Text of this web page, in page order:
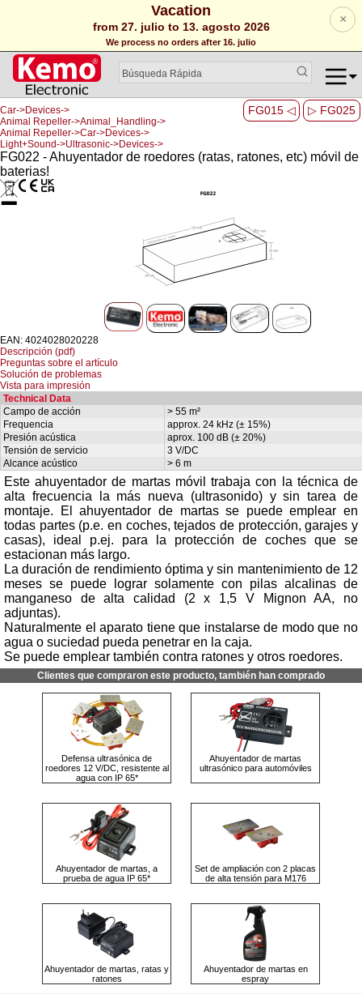
Vacation
from 27. julio to 13. agosto 2026
We process no orders after 16. julio
×
FG015 ◁ ▷ FG025
Car->Devices->
Animal Repeller->Animal_Handling->
Animal Repeller->Car->Devices->
Light+Sound->Ultrasonic->Devices->
FG022 - Ahuyentador de roedores (ratas, ratones, etc) móvil de
baterias!
EAN: 4024028020228
Descripción (pdf)
Preguntas sobre el artículo
Solución de problemas
Vista para impresión
Technical Data
Campo de acción
> 55 m²
Frequencia
approx. 24 kHz (± 15%)
Presión acústica
aprox. 100 dB (± 20%)
Tensión de servicio
3 V/DC
Alcance acústico
> 6 m
Este ahuyentador de martas móvil trabaja con la técnica de
alta frecuencia la más nueva (ultrasonido) y sin tarea de
montaje. El ahuyentador de martas se puede emplear en
todas partes (p.e. en coches, tejados de protección, garajes y
casas), ideal p.ej. para la protección de coches que se
estacionan más largo.
La duración de rendimiento óptima y sin mantenimiento de 12
meses se puede lograr solamente con pilas alcalinas de
manganeso de alta calidad (2 x 1,5 V Mignon AA, no
adjuntas).
Naturalmente el aparato tiene que instalarse de modo que no
agua o suciedad pueda penetrar en la caja.
Se puede emplear también contra ratones y otros roedores.
Clientes que compraron este producto, también han comprado
Defensa ultrasónica de
roedores 12 V/DC, resistente al
agua con IP 65*
Ahuyentador de martas
ultrasónico para automóviles
Ahuyentador de martas, a
prueba de agua IP 65*
Set de ampliación con 2 placas
de alta tensión para M176
Ahuyentador de martas, ratas y
ratones
Ahuyentador de martas en
espray